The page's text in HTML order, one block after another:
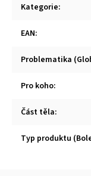
Kategorie:
EAN:
Problematika
Pro koho:
Část těla:
Typ produktu